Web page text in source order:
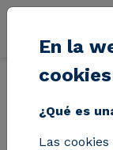
Pasar al
Blog
En la
cookies
¿Qué es
Las cookies